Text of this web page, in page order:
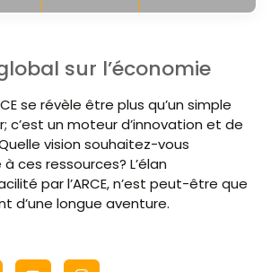
sur l’économie
se révèle être plus qu’un simple
c’est un moteur d’innovation et de
vision souhaitez-vous
ces ressources? L’élan
par l’ARCE, n’est peut-être que
d’une longue aventure.